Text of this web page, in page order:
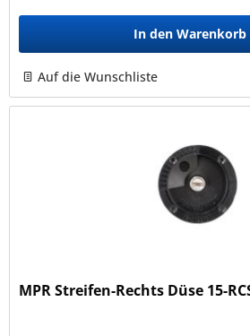
In den Warenkorb
Auf die Wunschliste
MPR Streifen-Rechts Düse 15-